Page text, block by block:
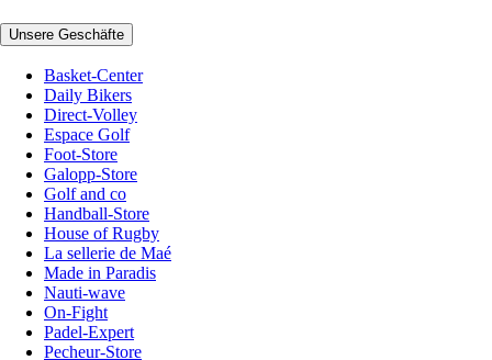
Unsere Geschäfte
Basket-Center
Daily Bikers
Direct-Volley
Espace Golf
Foot-Store
Galopp-Store
Golf and co
Handball-Store
House of Rugby
La sellerie de Maé
Made in Paradis
Nauti-wave
On-Fight
Padel-Expert
Pecheur-Store